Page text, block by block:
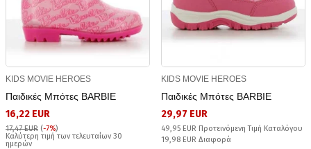
KIDS MOVIE HEROES
Παιδικές Μπότες BARBIE
16,22 EUR
17,47 EUR (-7%)
Καλύτερη τιμή των τελευταίων 30
ημερών
KIDS MOVIE HEROES
Παιδικές Μπότες BARBIE
29,97 EUR
49,95 EUR Προτεινόμενη Τιμή Καταλόγου
19,98 EUR Διαφορά